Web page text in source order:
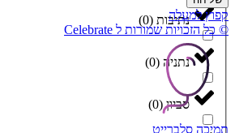
נתיבות (
0
)
נתניה (
0
)
סביון(
0
)
קפוץ למעלה
© כל הזכויות שמורות ל Celebrate
תמיכה סלברייט